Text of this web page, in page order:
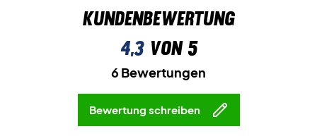
Kundenbewertung
4,3von 5
6 Bewertungen
Bewertung schreiben